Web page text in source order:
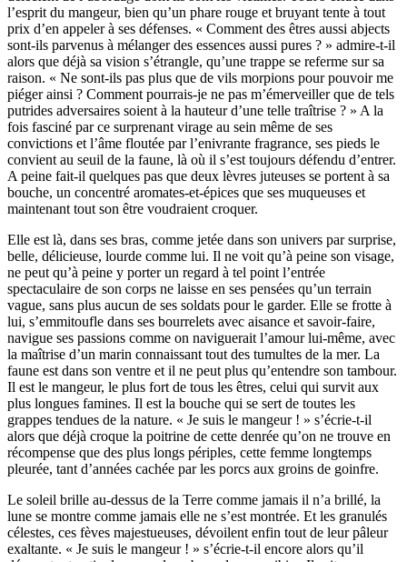
l’esprit du mangeur, bien qu’un phare rouge et bruyant tente à tout
prix d’en appeler à ses défenses. « Comment des êtres aussi abjects
sont-ils parvenus à mélanger des essences aussi pures ? » admire-t-il
alors que déjà sa vision s’étrangle, qu’une trappe se referme sur sa
raison. « Ne sont-ils pas plus que de vils morpions pour pouvoir me
piéger ainsi ? Comment pourrais-je ne pas m’émerveiller que de tels
putrides adversaires soient à la hauteur d’une telle traîtrise ? » A la
fois fasciné par ce surprenant virage au sein même de ses
convictions et l’âme floutée par l’enivrante fragrance, ses pieds le
convient au seuil de la faune, là où il s’est toujours défendu d’entrer.
A peine fait-il quelques pas que deux lèvres juteuses se portent à sa
bouche, un concentré aromates-et-épices que ses muqueuses et
maintenant tout son être voudraient croquer.
Elle est là, dans ses bras, comme jetée dans son univers par surprise,
belle, délicieuse, lourde comme lui. Il ne voit qu’à peine son visage,
ne peut qu’à peine y porter un regard à tel point l’entrée
spectaculaire de son corps ne laisse en ses pensées qu’un terrain
vague, sans plus aucun de ses soldats pour le garder. Elle se frotte à
lui, s’emmitoufle dans ses bourrelets avec aisance et savoir-faire,
navigue ses passions comme on naviguerait l’amour lui-même, avec
la maîtrise d’un marin connaissant tout des tumultes de la mer. La
faune est dans son ventre et il ne peut plus qu’entendre son tambour.
Il est le mangeur, le plus fort de tous les êtres, celui qui survit aux
plus longues famines. Il est la bouche qui se sert de toutes les
grappes tendues de la nature. « Je suis le mangeur ! » s’écrie-t-il
alors que déjà croque la poitrine de cette denrée qu’on ne trouve en
récompense que des plus longs périples, cette femme longtemps
pleurée, tant d’années cachée par les porcs aux groins de goinfre.
Le soleil brille au-dessus de la Terre comme jamais il n’a brillé, la
lune se montre comme jamais elle ne s’est montrée. Et les granulés
célestes, ces fèves majestueuses, dévoilent enfin tout de leur pâleur
exaltante. « Je suis le mangeur ! » s’écrie-t-il encore alors qu’il